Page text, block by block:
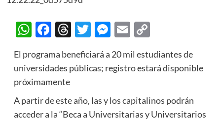
WhatsApp
Facebook
Threads
Twitter
Messenger
EmailCopy
El programa beneficiará a 20 mil estudiantes de
universidades públicas; registro estará disponible
próximamente
A partir de este año, las y los capitalinos podrán
acceder a la “Beca a Universitarias y Universitarios